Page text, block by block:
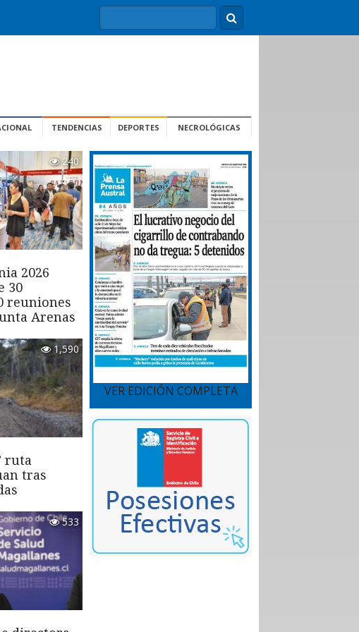
TENDENCIAS DEPORTES NECROLÓGICAS
240
2026
30
reuniones
Arenas
1,590
ruta
tras
533
VER EDICIÓN COMPLETA